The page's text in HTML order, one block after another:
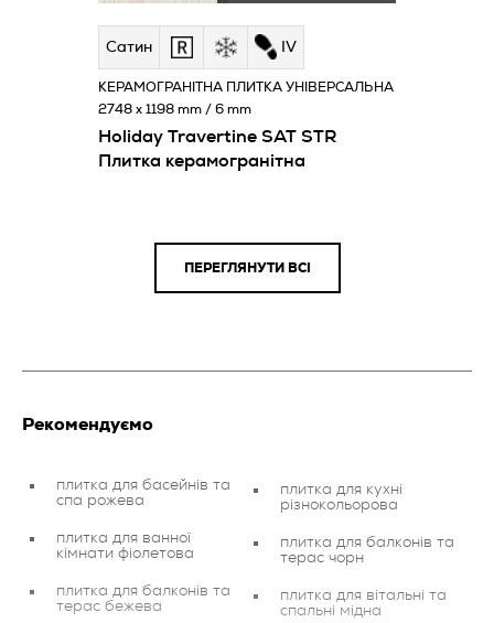
Сатин IV
Holiday Travertine SAT STR
Плитка керамогранітна
КЕРАМОГРАНІТНА ПЛИТКА УНІВЕРСАЛЬНА
2748 x 1198 mm / 6 mm
ПЕРЕГЛЯНУТИ ВСІ
Рекомендуємо
плитка для басейнів та
спа рожева
плитка для ванної
кімнати фіолетова
плитка для балконів та
терас бежева
плитка для кухні
різнокольорова
плитка для балконів та
терас чорн
плитка для вітальні та
спальні мідна